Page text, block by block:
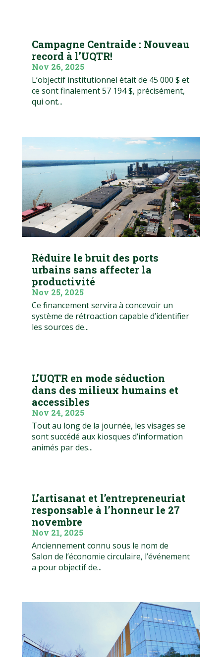
Campagne Centraide : Nouveau
record à l’UQTR!
Nov 26, 2025
L’objectif institutionnel était de 45 000 $ et
ce sont finalement 57 194 $, précisément,
qui ont...
Réduire le bruit des ports
urbains sans affecter la
productivité
Nov 25, 2025
Ce financement servira à concevoir un
système de rétroaction capable d’identifier
les sources de...
L’UQTR en mode séduction
dans des milieux humains et
accessibles
Nov 24, 2025
Tout au long de la journée, les visages se
sont succédé aux kiosques d’information
animés par des...
L’artisanat et l’entrepreneuriat
responsable à l’honneur le 27
novembre
Nov 21, 2025
Anciennement connu sous le nom de
Salon de l’économie circulaire, l’événement
a pour objectif de...